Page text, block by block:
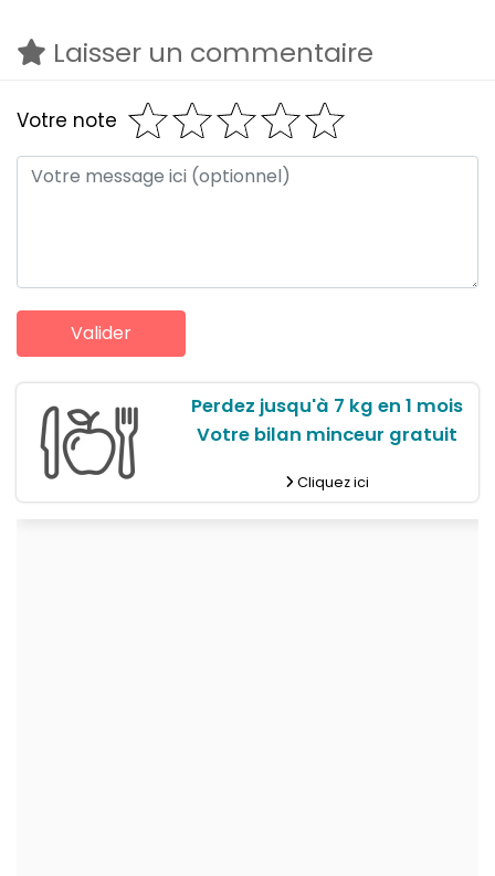
Laisser un commentaire
Votre note
Perdez jusqu'à 7 kg en 1 mois
Votre bilan minceur gratuit
Cliquez ici